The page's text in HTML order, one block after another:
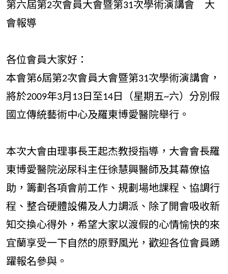
第六屆第2次會員大會暨第31次學術演講會 大
會報導
各位會員大家好：
本會第6屆第2次會員大會暨第31次學術演講會，
將於2009年3月13日至14日（星期五~六）分別假
國立傳統藝術中心及羅東博愛醫院舉行。
本次大會由理事長王起杰教授指導，大會會長羅
東博愛醫院泌尿科主任徐慧興醫師及其幕僚協
助，籌劃各項會前工作、規劃場地課程、協調行
程、整合硬體設備及人力調派、除了開會吸收新
知交換心得外，希望大家以渡假的心情愉快的來
宜蘭享受一下自然的原野風光，歡迎各位會員踴
躍報名參與。